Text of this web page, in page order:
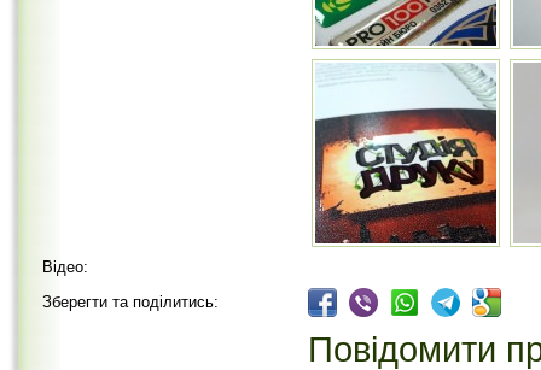
Відео:
Зберегти та поділитись:
Повідомити